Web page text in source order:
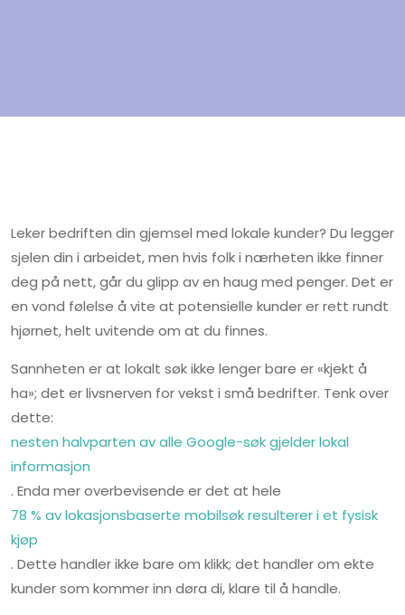
Leker bedriften din gjemsel med lokale kunder? Du legger
sjelen din i arbeidet, men hvis folk i nærheten ikke finner
deg på nett, går du glipp av en haug med penger. Det er
en vond følelse å vite at potensielle kunder er rett rundt
hjørnet, helt uvitende om at du finnes.
Sannheten er at lokalt søk ikke lenger bare er «kjekt å
ha»; det er livsnerven for vekst i små bedrifter. Tenk over
dette:
nesten halvparten av alle Google-søk gjelder lokal
informasjon
. Enda mer overbevisende er det at hele
78 % av lokasjonsbaserte mobilsøk resulterer i et fysisk
kjøp
. Dette handler ikke bare om klikk; det handler om ekte
kunder som kommer inn døra di, klare til å handle.